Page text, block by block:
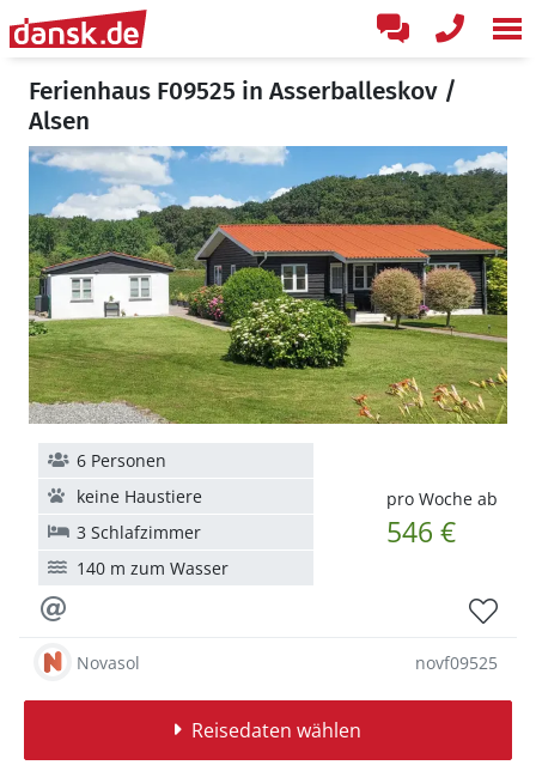
Ferienhaus F09525 in Asserballeskov /
Alsen
pro Woche ab
546 €
6 Personen
keine Haustiere
3 Schlafzimmer
140 m zum Wasser
Novasol novf09525
Reisedaten wählen